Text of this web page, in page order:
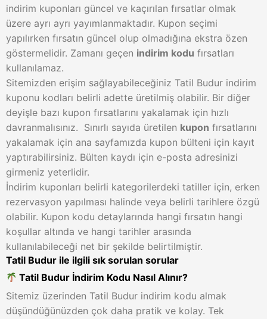
indirim kuponları güncel ve kaçırılan fırsatlar olmak
üzere ayrı ayrı yayımlanmaktadır. Kupon seçimi
yapılırken fırsatın güncel olup olmadığına ekstra özen
göstermelidir. Zamanı geçen indirim kodu fırsatları
kullanılamaz.
Sitemizden erişim sağlayabileceğiniz Tatil Budur indirim
kuponu kodları belirli adette üretilmiş olabilir. Bir diğer
deyişle bazı kupon fırsatlarını yakalamak için hızlı
davranmalısınız. Sınırlı sayıda üretilen kupon fırsatlarını
yakalamak için ana sayfamızda kupon bülteni için kayıt
yaptırabilirsiniz. Bülten kaydı için e-posta adresinizi
girmeniz yeterlidir.
İndirim kuponları belirli kategorilerdeki tatiller için, erken
rezervasyon yapılması halinde veya belirli tarihlere özgü
olabilir. Kupon kodu detaylarında hangi fırsatın hangi
koşullar altında ve hangi tarihler arasında
kullanılabileceği net bir şekilde belirtilmiştir.
Tatil Budur ile ilgili sık sorulan sorular
Tatil Budur İndirim Kodu Nasıl Alınır?
Sitemiz üzerinden Tatil Budur indirim kodu almak
düşündüğünüzden çok daha pratik ve kolay. Tek